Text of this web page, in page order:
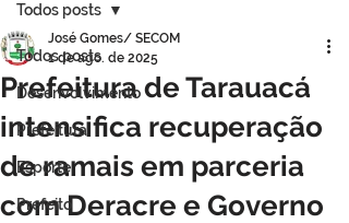
Todos posts
Desenvolvimento
Prefeitura
Esporte
Prefeito
Todos posts
Prefeitura de Tarauacá
intensifica recuperação
de ramais em parceria
com Deracre e Governo
José Gomes/ SECOM
1 de ago. de 2025